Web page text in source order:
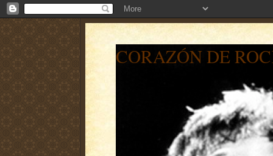
CORAZÓN DE